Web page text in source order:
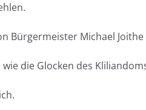
Bürgermeister Michael
die Glocken des